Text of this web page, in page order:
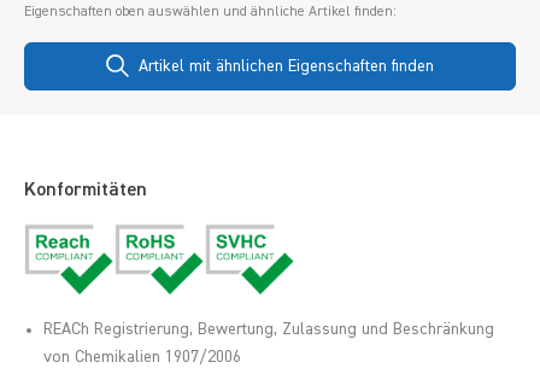
Eigenschaften oben auswählen und ähnliche Artikel finden:
Artikel mit ähnlichen Eigenschaften finden
Konformitäten
REACh Registrierung, Bewertung, Zulassung und Beschränkung
von Chemikalien 1907/2006